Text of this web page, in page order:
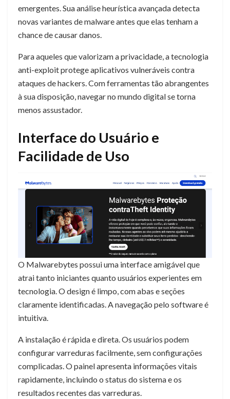
emergentes. Sua análise heurística avançada detecta
novas variantes de malware antes que elas tenham a
chance de causar danos.
Para aqueles que valorizam a privacidade, a tecnologia
anti-exploit protege aplicativos vulneráveis ​​contra
ataques de hackers. Com ferramentas tão abrangentes
à sua disposição, navegar no mundo digital se torna
menos assustador.
Interface do Usuário e
Facilidade de Uso
O Malwarebytes possui uma interface amigável que
atrai tanto iniciantes quanto usuários experientes em
tecnologia. O design é limpo, com abas e seções
claramente identificadas. A navegação pelo software é
intuitiva.
A instalação é rápida e direta. Os usuários podem
configurar varreduras facilmente, sem configurações
complicadas. O painel apresenta informações vitais
rapidamente, incluindo o status do sistema e os
resultados recentes das varreduras.